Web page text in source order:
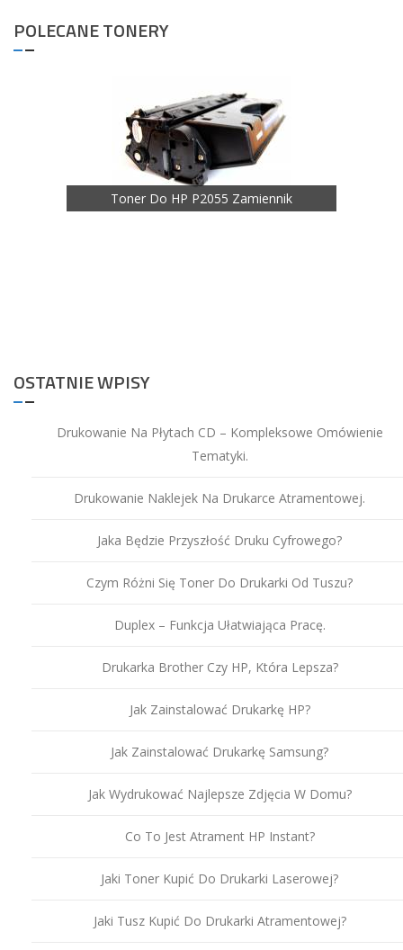
POLECANE TONERY
Toner Do HP P2055 Zamiennik
OSTATNIE WPISY
Drukowanie Na Płytach CD – Kompleksowe Omówienie
Tematyki.
Drukowanie Naklejek Na Drukarce Atramentowej.
Jaka Będzie Przyszłość Druku Cyfrowego?
Czym Różni Się Toner Do Drukarki Od Tuszu?
Duplex – Funkcja Ułatwiająca Pracę.
Drukarka Brother Czy HP, Która Lepsza?
Jak Zainstalować Drukarkę HP?
Jak Zainstalować Drukarkę Samsung?
Jak Wydrukować Najlepsze Zdjęcia W Domu?
Co To Jest Atrament HP Instant?
Jaki Toner Kupić Do Drukarki Laserowej?
Jaki Tusz Kupić Do Drukarki Atramentowej?